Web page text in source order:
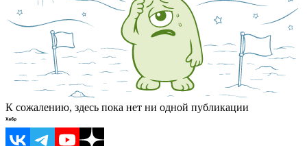
К сожалению, здесь пока нет ни одной публикации